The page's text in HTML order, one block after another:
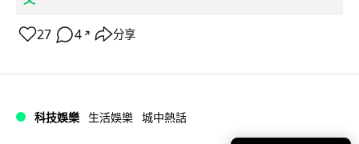
27 4 ↗ 分享
科技娛樂 生活娛樂 城中熱話